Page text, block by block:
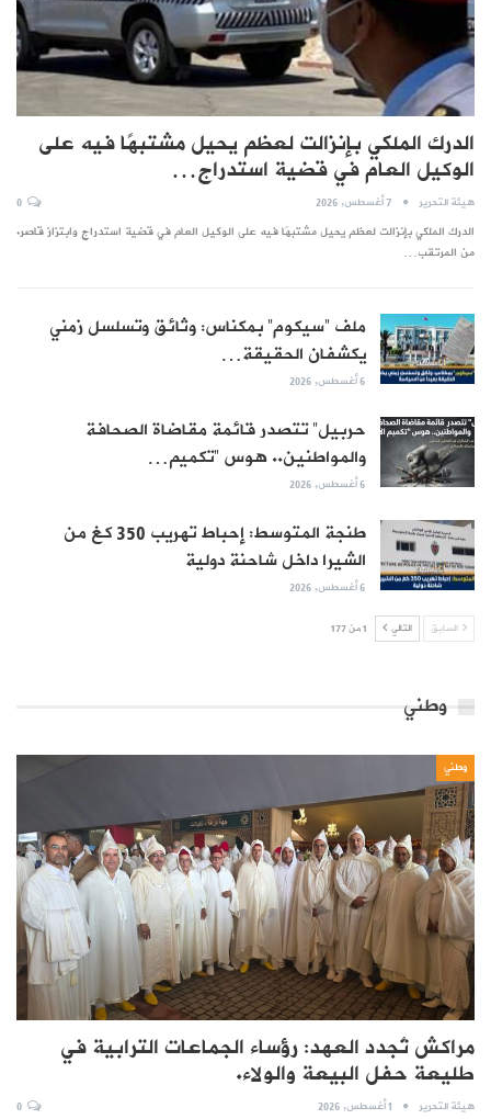
الدرك الملكي بإنزالت لعظم يحيل مشتبهًا فيه على
الوكيل العام في قضية استدراج…
هيئة التحرير 7 أغسطس, 2026
الدرك الملكي بإنزالت لعظم يحيل مشتبهًا فيه على الوكيل العام في قضية استدراج وابتزاز قاصر.
من المرتقب…
ملف “سيكوم” بمكناس: وثائق وتسلسل زمني
يكشفان الحقيقة…
6 أغسطس, 2026
حربيل” تتصدر قائمة مقاضاة الصحافة
والمواطنين.. هوس “تكميم…
6 أغسطس, 2026
طنجة المتوسط: إحباط تهريب 350 كغ من
الشيرا داخل شاحنة دولية
6 أغسطس, 2026
السابق التالي 1 من 177
وطني
وطني
مراكش تُجدد العهد: رؤساء الجماعات الترابية في
طليعة حفل البيعة والولاء.
هيئة التحرير 1 أغسطس, 2026